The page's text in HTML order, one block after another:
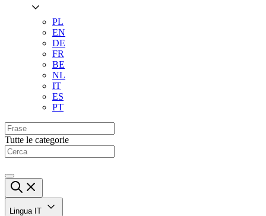
PL
EN
DE
FR
BE
NL
IT
ES
PT
Tutte le categorie
Lingua IT